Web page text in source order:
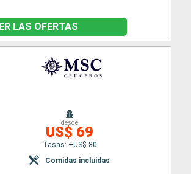
LAS OFERTAS
desde
US$ 69
Tasas: +US$ 80
Comidas incluidas